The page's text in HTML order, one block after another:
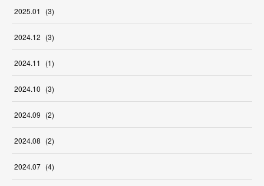
2025.01 (3)
2024.12 (3)
2024.11 (1)
2024.10 (3)
2024.09 (2)
2024.08 (2)
2024.07 (4)